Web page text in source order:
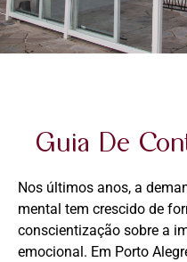
Guia De
Nos últimos anos, a
mental tem crescido de
conscientização sobre a
emocional. Em Porto